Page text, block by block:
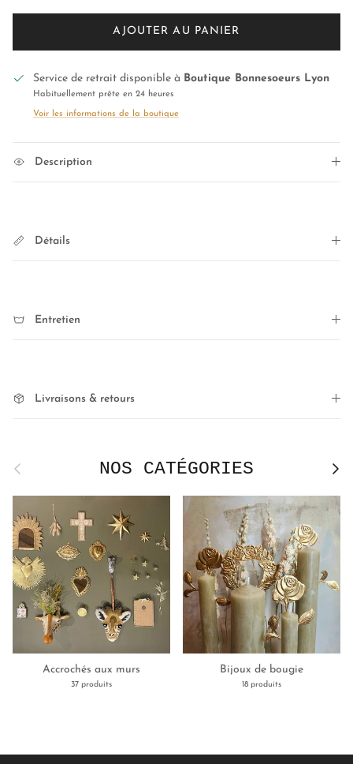
AJOUTER AU PANIER
Service de retrait disponible à Boutique Bonnesoeurs Lyon
Habituellement prête en 24 heures
Voir les informations de la boutique
Description
Détails
Entretien
Livraisons & retours
Précédent NOS CATÉGORIES
Accrochés aux murs
37 produits
Bijoux de bougie
18 produits